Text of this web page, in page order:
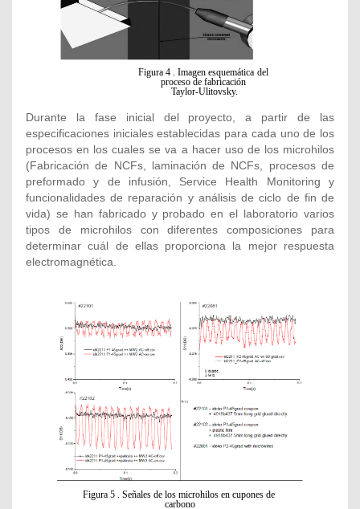
Durante la fase inicial del proyecto, a partir de las
especificaciones iniciales establecidas para cada uno de los
procesos en los cuales se va a hacer uso de los microhilos
(Fabricación de NCFs, laminación de NCFs, procesos de
preformado y de infusión, Service Health Monitoring y
funcionalidades de reparación y análisis de ciclo de fin de
vida) se han fabricado y probado en el laboratorio varios
tipos de microhilos con diferentes composiciones para
determinar cuál de ellas proporciona la mejor respuesta
electromagnética.